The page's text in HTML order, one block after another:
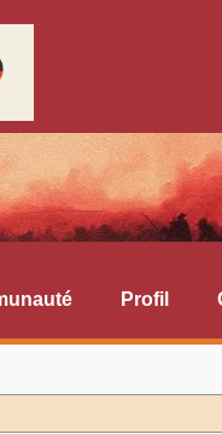
Profil